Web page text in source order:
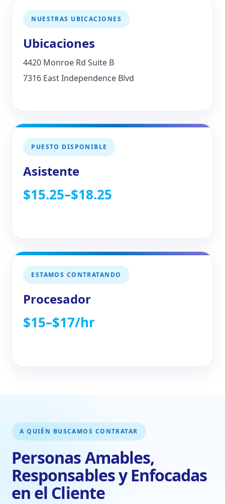
NUESTRAS UBICACIONES
Ubicaciones
4420 Monroe Rd Suite B
7316 East Independence Blvd
PUESTO DISPONIBLE
Asistente
$15.25–$18.25
ESTAMOS CONTRATANDO
Procesador
$15–$17/hr
A QUIÉN BUSCAMOS CONTRATAR
Personas Amables,
Responsables y Enfocadas
en el Cliente